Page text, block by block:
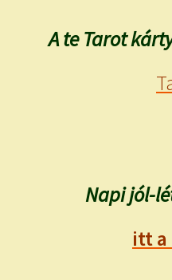
A te Tarot
Napi jól-
itt a